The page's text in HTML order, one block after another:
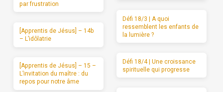
par frustration
[Apprentis de Jésus] – 14b
– L’idôlatrie
[Apprentis de Jésus] – 15 –
L’invitation du maître : du
repos pour notre âme
Défi 18/3 | A quoi
ressemblent les enfants de
la lumière ?
Défi 18/4 | Une croissance
spirituelle qui progresse